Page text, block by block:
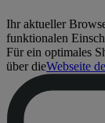
Ihr aktueller
funktionalen
Für ein optimales
über dieWebseite